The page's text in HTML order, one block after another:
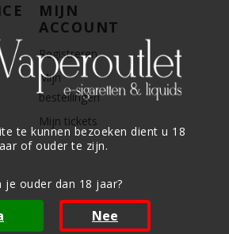
te kunnen bezoeken dient u 18
of ouder te zijn.
je ouder dan 18 jaar?
Nee
MIJN
ACCOUNT
Registreren
Mijn
bestellingen
Mijn tickets